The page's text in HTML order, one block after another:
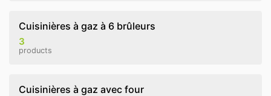
Cuisinières à gaz à 6 brûleurs
3
products
Cuisinières à gaz avec four